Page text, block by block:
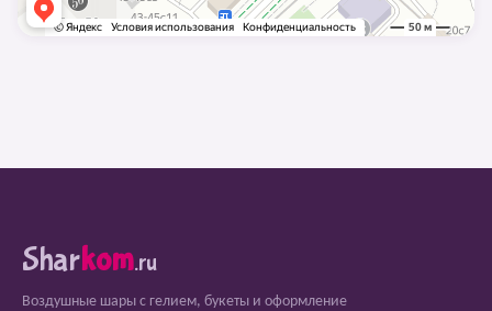
Sharkom.ru
Воздушные шары с гелием, букеты и оформление